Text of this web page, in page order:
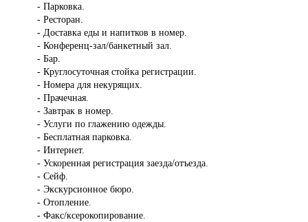
- Парковка.
- Ресторан.
- Доставка еды и напитков в номер.
- Конференц-зал/банкетный зал.
- Бар.
- Круглосуточная стойка регистрации.
- Номера для некурящих.
- Прачечная.
- Завтрак в номер.
- Услуги по глажению одежды.
- Бесплатная парковка.
- Интернет.
- Ускоренная регистрация заезда/отъезда.
- Сейф.
- Экскурсионное бюро.
- Отопление.
- Факс/ксерокопирование.